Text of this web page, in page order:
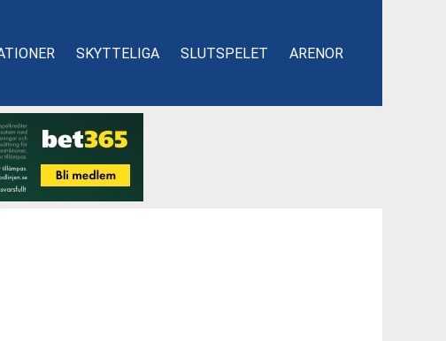
SKYTTELIGA SLUTSPELET ARENOR